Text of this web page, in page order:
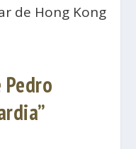
de Hong Kong